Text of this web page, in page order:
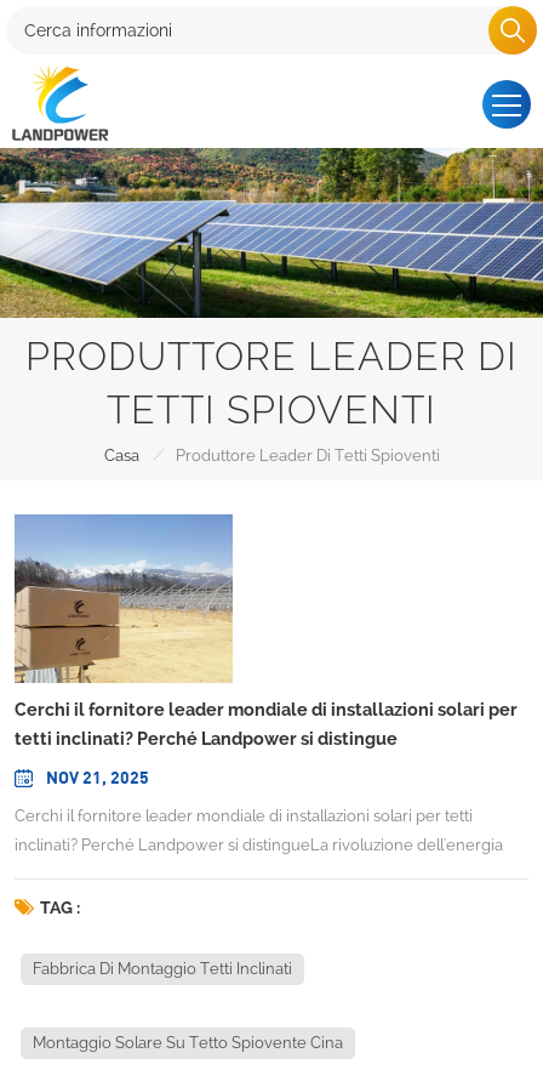
PRODUTTORE LEADER DI
TETTI SPIOVENTI
Casa / Produttore Leader Di Tetti Spioventi
Cerchi il fornitore leader mondiale di installazioni solari per
tetti inclinati? Perché Landpower si distingue
NOV 21, 2025
Cerchi il fornitore leader mondiale di installazioni solari per tetti
inclinati? Perché Landpower si distingueLa rivoluzione dell'energia
ma dietro ogni installazione solare di successo si cela un componente
mercato dei sistemi di montaggio per impianti fotovoltaici ha superato
i 38,4 miliardi di dollari nel 2024 e si stima che crescerà a un CAGR del
soluzioni di montaggio innovative e affidabili richieste da questa
TAG :
Fabbrica Di Montaggio Tetti Inclinati
Montaggio Solare Su Tetto Spiovente Cina